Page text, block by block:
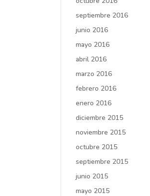
septiembre 2016
junio 2016
mayo 2016
abril 2016
marzo 2016
febrero 2016
enero 2016
diciembre 2015
noviembre 2015
octubre 2015
septiembre 2015
junio 2015
mayo 2015